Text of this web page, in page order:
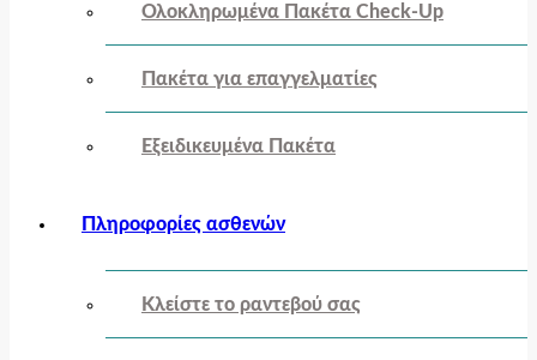
Ολοκληρωμένα Πακέτα Check-Up
Πακέτα για επαγγελματίες
Εξειδικευμένα Πακέτα
Πληροφορίες ασθενών
Κλείστε το ραντεβού σας